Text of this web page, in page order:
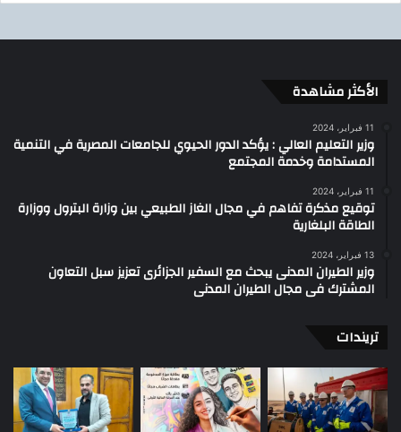
الأكثر مشاهدة
11 فبراير، 2024
وزير التعليم العالي : يؤكد الدور الحيوي للجامعات المصرية في التنمية
المستدامة وخدمة المجتمع
11 فبراير، 2024
توقيع مذكرة تفاهم في مجال الغاز الطبيعي بين وزارة البترول ووزارة
الطاقة البلغارية
13 فبراير، 2024
وزير الطيران المدنى يبحث مع السفير الجزائرى تعزيز سبل التعاون
المشترك فى مجال الطيران المدنى
تريندات